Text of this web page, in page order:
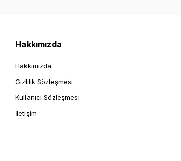
Hakkımızda
Hakkımızda
Gizlilik Sözleşmesi
Kullanıcı Sözleşmesi
İletişim